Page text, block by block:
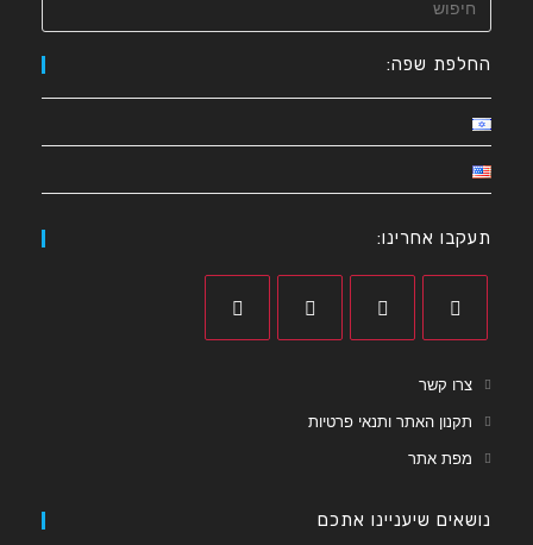
החלפת שפה:
תעקבו אחרינו:
צרו קשר
תקנון האתר ותנאי פרטיות
מפת אתר
נושאים שיעניינו אתכם